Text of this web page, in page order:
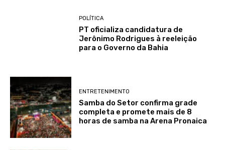
POLÍTICA
PT oficializa candidatura de
Jerônimo Rodrigues à reeleição
para o Governo da Bahia
ENTRETENIMENTO
Samba do Setor confirma grade
completa e promete mais de 8
horas de samba na Arena Pronaica